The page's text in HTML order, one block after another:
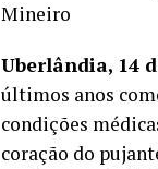
Mineiro
Uberlândia, 14
últimos anos
condições
coração do